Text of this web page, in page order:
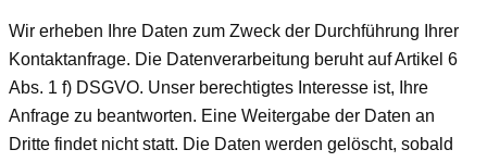
Wir erheben Ihre Daten zum Zweck der Durchführung Ihrer
Kontaktanfrage. Die Datenverarbeitung beruht auf Artikel 6
Abs. 1 f) DSGVO. Unser berechtigtes Interesse ist, Ihre
Anfrage zu beantworten. Eine Weitergabe der Daten an
Dritte findet nicht statt. Die Daten werden gelöscht, sobald